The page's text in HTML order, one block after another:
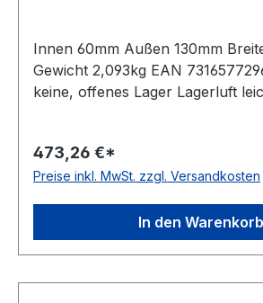
Innen 60mm Außen 130mm
Gewicht 2,093kg EAN
keine, offenes Lager Lagerluft
Toleranzklasse Toleranzklasse
ABEC 1 Nut(en) im Außenring
473,26 €*
Preise inkl. MwSt. zzgl. Versandkosten
In den Warenkorb